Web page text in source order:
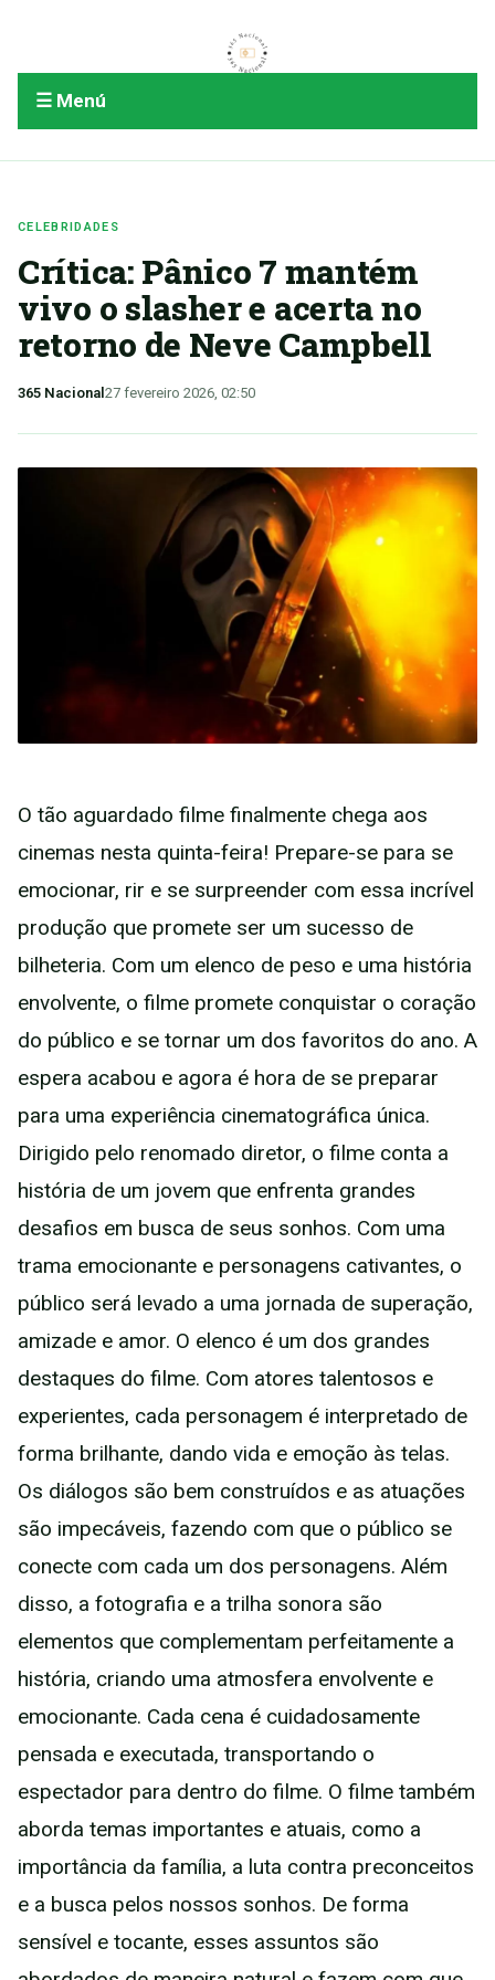
☰ Menú
CELEBRIDADES
Crítica: Pânico 7 mantém
vivo o slasher e acerta no
retorno de Neve Campbell
365 Nacional 27 fevereiro 2026, 02:50
O tão aguardado filme finalmente chega aos
cinemas nesta quinta-feira! Prepare-se para se
emocionar, rir e se surpreender com essa incrível
produção que promete ser um sucesso de
bilheteria. Com um elenco de peso e uma história
envolvente, o filme promete conquistar o coração
do público e se tornar um dos favoritos do ano. A
espera acabou e agora é hora de se preparar
para uma experiência cinematográfica única.
Dirigido pelo renomado diretor, o filme conta a
história de um jovem que enfrenta grandes
desafios em busca de seus sonhos. Com uma
trama emocionante e personagens cativantes, o
público será levado a uma jornada de superação,
amizade e amor. O elenco é um dos grandes
destaques do filme. Com atores talentosos e
experientes, cada personagem é interpretado de
forma brilhante, dando vida e emoção às telas.
Os diálogos são bem construídos e as atuações
são impecáveis, fazendo com que o público se
conecte com cada um dos personagens. Além
disso, a fotografia e a trilha sonora são
elementos que complementam perfeitamente a
história, criando uma atmosfera envolvente e
emocionante. Cada cena é cuidadosamente
pensada e executada, transportando o
espectador para dentro do filme. O filme também
aborda temas importantes e atuais, como a
importância da família, a luta contra preconceitos
e a busca pelos nossos sonhos. De forma
sensível e tocante, esses assuntos são